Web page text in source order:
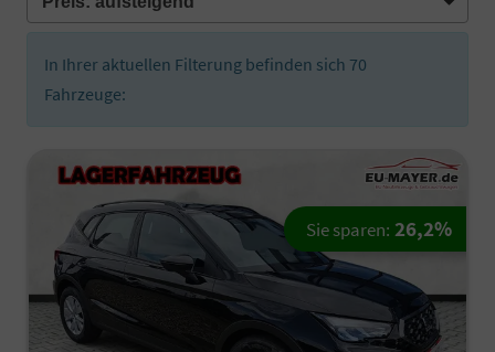
In Ihrer aktuellen Filterung befinden sich 70
Fahrzeuge:
Sie sparen: 26,2%